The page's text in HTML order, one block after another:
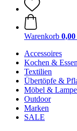
Warenkorb 0,00
Accessoires
Kochen & Essen
Textilien
Übertöpfe &
Möbel &
Outdoor
Marken
SALE